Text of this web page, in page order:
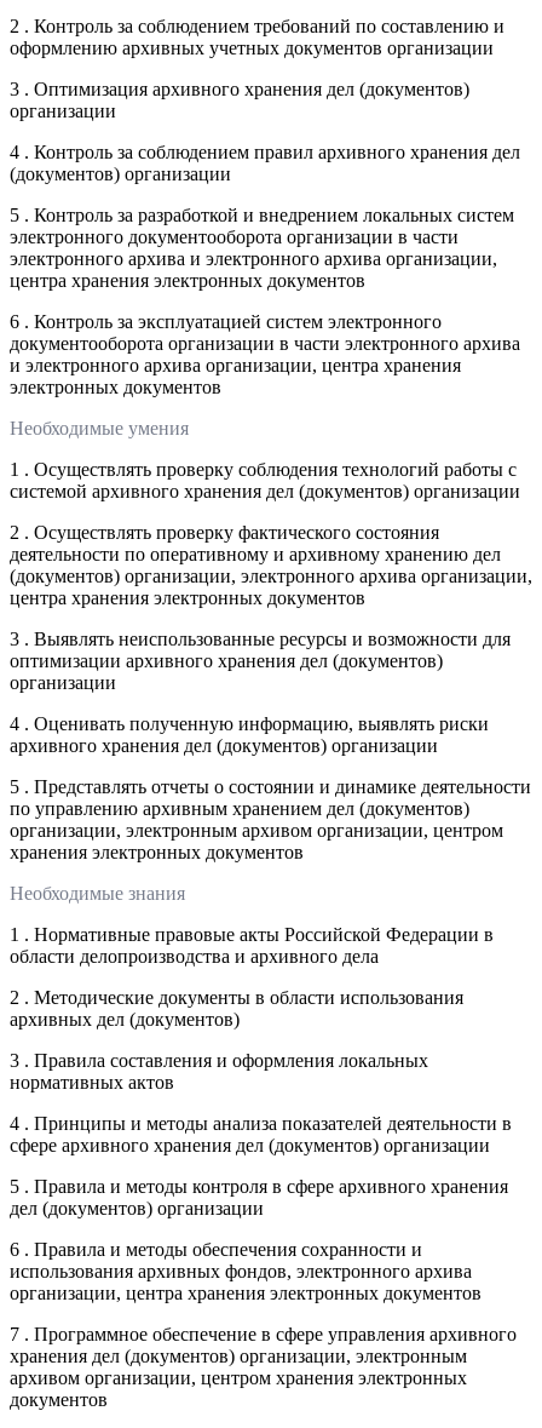
2 . Контроль за соблюдением требований по составлению и
оформлению архивных учетных документов организации
3 . Оптимизация архивного хранения дел (документов)
организации
4 . Контроль за соблюдением правил архивного хранения дел
(документов) организации
5 . Контроль за разработкой и внедрением локальных систем
электронного документооборота организации в части
электронного архива и электронного архива организации,
центра хранения электронных документов
6 . Контроль за эксплуатацией систем электронного
документооборота организации в части электронного архива
и электронного архива организации, центра хранения
электронных документов
Необходимые умения
1 . Осуществлять проверку соблюдения технологий работы с
системой архивного хранения дел (документов) организации
2 . Осуществлять проверку фактического состояния
деятельности по оперативному и архивному хранению дел
(документов) организации, электронного архива организации,
центра хранения электронных документов
3 . Выявлять неиспользованные ресурсы и возможности для
оптимизации архивного хранения дел (документов)
организации
4 . Оценивать полученную информацию, выявлять риски
архивного хранения дел (документов) организации
5 . Представлять отчеты о состоянии и динамике деятельности
по управлению архивным хранением дел (документов)
организации, электронным архивом организации, центром
хранения электронных документов
Необходимые знания
1 . Нормативные правовые акты Российской Федерации в
области делопроизводства и архивного дела
2 . Методические документы в области использования
архивных дел (документов)
3 . Правила составления и оформления локальных
нормативных актов
4 . Принципы и методы анализа показателей деятельности в
сфере архивного хранения дел (документов) организации
5 . Правила и методы контроля в сфере архивного хранения
дел (документов) организации
6 . Правила и методы обеспечения сохранности и
использования архивных фондов, электронного архива
организации, центра хранения электронных документов
7 . Программное обеспечение в сфере управления архивного
хранения дел (документов) организации, электронным
архивом организации, центром хранения электронных
документов